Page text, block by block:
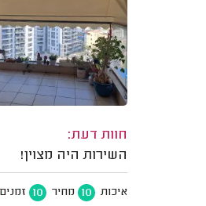
חוות דעת:
השירות היה מצוין!
איכות 10 מחיר 10 זמנים